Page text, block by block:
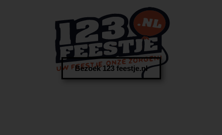
Bezoek 123 feestje.nl